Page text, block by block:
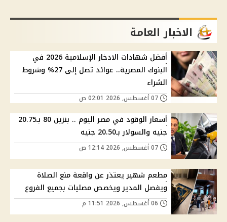
الاخبار العامة
أفضل شهادات الادخار الإسلامية 2026 في
البنوك المصرية.. عوائد تصل إلى 27% وشروط
الشراء
أسعار الوقود في مصر اليوم .. بنزين 80 بـ20.75
جنيه والسولار بـ20.50 جنيه
مطعم شهير يعتذر عن واقعة منع الصلاة
ويفصل المدير ويخصص مصليات بجميع الفروع